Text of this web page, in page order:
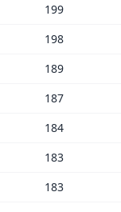
199
198
189
187
184
183
183